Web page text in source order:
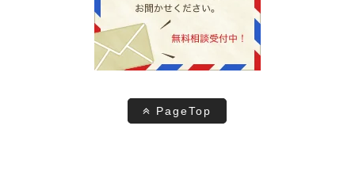
PageTop